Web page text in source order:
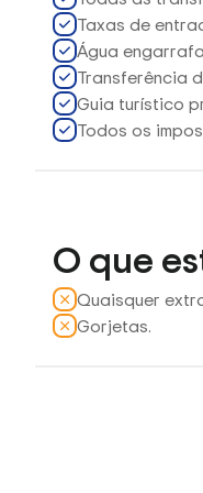
Taxas de
Água
Transferência
Guia turístico
Todos os
O que
Quaisquer
Gorjetas.